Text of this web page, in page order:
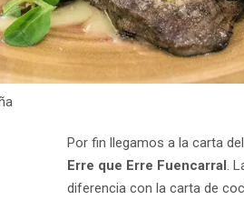
Por fin llegamos a la carta
Erre que Erre Fuencarral.
diferencia con la carta de